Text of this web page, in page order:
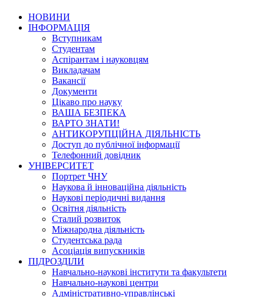
НОВИНИ
ІНФОРМАЦІЯ
Вступникам
Студентам
Аспірантам і науковцям
Викладачам
Вакансії
Документи
Цікаво про науку
ВАША БЕЗПЕКА
ВАРТО ЗНАТИ!
АНТИКОРУПЦІЙНА ДІЯЛЬНІСТЬ
Доступ до публічної інформації
Телефонний довідник
УНІВЕРСИТЕТ
Портрет ЧНУ
Наукова й інноваційна діяльність
Наукові періодичні видання
Освітня діяльність
Сталий розвиток
Міжнародна діяльність
Студентська рада
Асоціація випускників
ПІДРОЗДІЛИ
Навчально-наукові інститути та факультети
Навчально-наукові центри
Адміністративно-управлінські